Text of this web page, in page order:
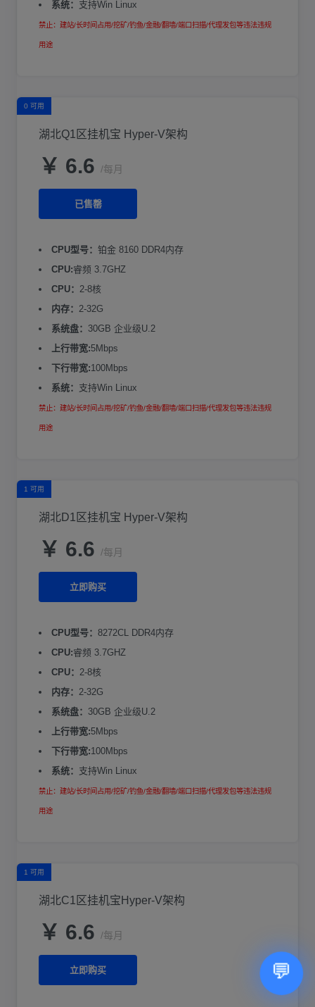
系统： 支持Win Linux
禁止：建站/长时间占用/挖矿/钓鱼/金融/翻墙/端口扫描/代理发包等违法违规
用途
0 可用
湖北Q1区挂机宝 Hyper-V架构
￥ 6.6 /每月
已售罄
CPU型号： 铂金 8160 DDR4内存
CPU:睿频 3.7GHZ
CPU： 2-8核
内存： 2-32G
系统盘： 30GB 企业级U.2
上行带宽:5Mbps
下行带宽:100Mbps
系统： 支持Win Linux
禁止：建站/长时间占用/挖矿/钓鱼/金融/翻墙/端口扫描/代理发包等违法违规
用途
1 可用
湖北D1区挂机宝 Hyper-V架构
￥ 6.6 /每月
立即购买
CPU型号： 8272CL DDR4内存
CPU:睿频 3.7GHZ
CPU： 2-8核
内存： 2-32G
系统盘： 30GB 企业级U.2
上行带宽:5Mbps
下行带宽:100Mbps
系统： 支持Win Linux
禁止：建站/长时间占用/挖矿/钓鱼/金融/翻墙/端口扫描/代理发包等违法违规
用途
1 可用
湖北C1区挂机宝Hyper-V架构
￥ 6.6 /每月
立即购买 💬